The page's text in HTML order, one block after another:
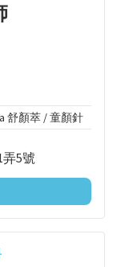
舒顏萃 / 童顏針
弄5號